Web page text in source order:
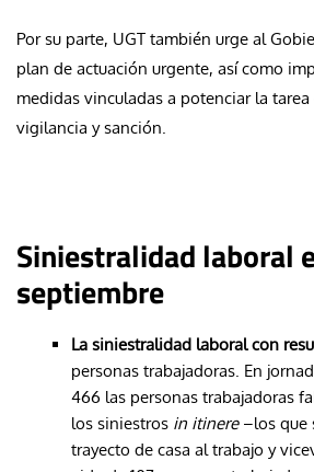
Por su parte, UGT también urge al
plan de actuación urgente, así como
medidas vinculadas a potenciar la
vigilancia y sanción.
Siniestralidad laboral
septiembre
La siniestralidad laboral con
personas trabajadoras. En
466 las personas trabajadoras
los siniestros in itinere –los que
trayecto de casa al trabajo y